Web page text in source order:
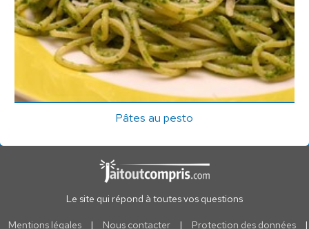
Pâtes au pesto
Le site qui répond à toutes vos questions
Mentions légales | Nous contacter | Protection des données |